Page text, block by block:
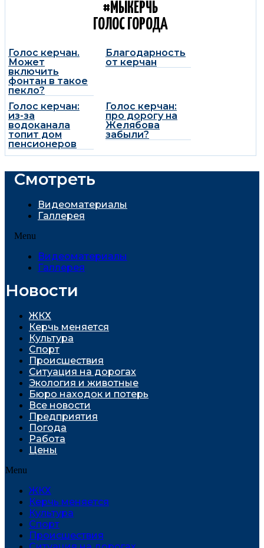
#МЫКЕРЧЬ
ГОЛОС ГОРОДА
Голос керчан.
Может
включить
фонтан в такое
пекло?
Благодарность
от керчан
Голос керчан:
из-за
водоканала
топит дом
пенсионеров
Голос керчан:
про дорогу на
Желябова
забыли?
Смотреть
Видеоматериалы
Галлерея
Menu
Видеоматериалы
Галлерея
Новости
ЖКХ
Керчь меняется
Культура
Спорт
Проиcшествия
Ситуация на дорогах
Экология и животные
Бюро находок и потерь
Все новости
Предприятия
Погода
Работа
Цены
Menu
ЖКХ
Керчь меняется
Культура
Спорт
Проиcшествия